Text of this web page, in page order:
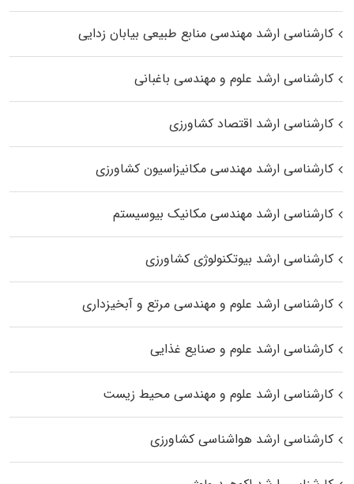
کارشناسی ارشد مهندسی منابع طبیعی بیابان زدایی
کارشناسی ارشد علوم و مهندسی باغبانی
کارشناسی ارشد اقتصاد کشاورزی
کارشناسی ارشد مهندسی مکانیزاسیون کشاورزی
کارشناسی ارشد مهندسی مکانیک بیوسیستم
کارشناسی ارشد بیوتکنولوژی کشاورزی
کارشناسی ارشد علوم و مهندسی مرتع و آبخیزداری
کارشناسی ارشد علوم و صنایع غذایی
کارشناسی ارشد علوم و مهندسی محیط زیست
کارشناسی ارشد هواشناسی کشاورزی